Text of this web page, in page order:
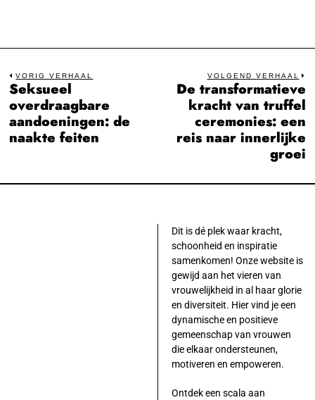
Bericht
navigatie
VORIG VERHAAL
Previous
post:
Seksueel
overdraagbare
aandoeningen: de
naakte feiten
VOLGEND VERHAAL
De transformatieve
kracht van truffel
ceremonies: een
reis naar innerlijke
groei
Dit is dé plek waar kracht,
schoonheid en inspiratie
samenkomen! Onze website is
gewijd aan het vieren van
vrouwelijkheid in al haar glorie
en diversiteit. Hier vind je een
dynamische en positieve
gemeenschap van vrouwen
die elkaar ondersteunen,
motiveren en empoweren.
Ontdek een scala aan